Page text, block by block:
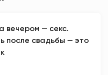
вечером — секс.
после свадьбы — это